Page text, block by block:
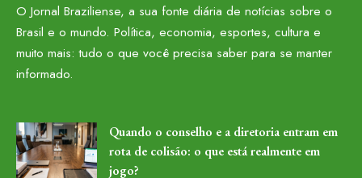
O Jornal Braziliense, a sua fonte diária de notícias sobre o
Brasil e o mundo. Política, economia, esportes, cultura e
muito mais: tudo o que você precisa saber para se manter
informado.
Quando o conselho e a diretoria entram em
rota de colisão: o que está realmente em
jogo?